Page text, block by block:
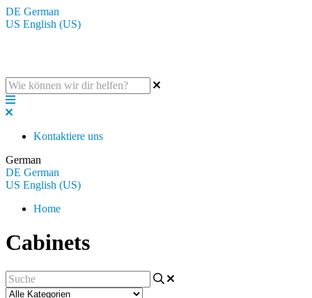
DE German
US English (US)
Kontaktiere uns
German
DE German
US English (US)
Home
Cabinets